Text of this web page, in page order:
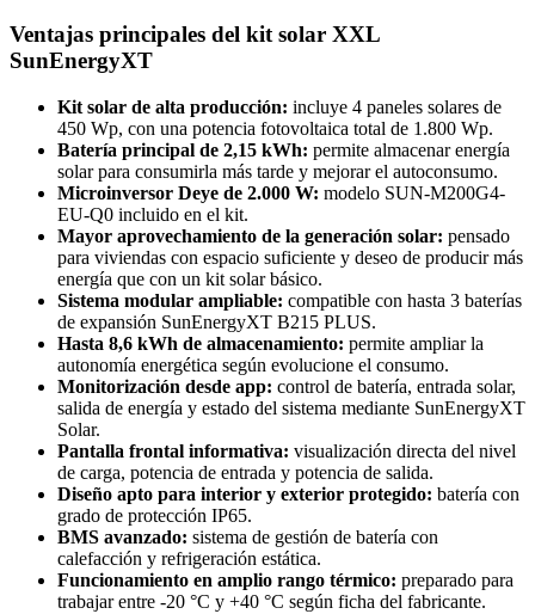
Ventajas principales del kit solar XXL
SunEnergyXT
Kit solar de alta producción: incluye 4 paneles solares de
450 Wp, con una potencia fotovoltaica total de 1.800 Wp.
Batería principal de 2,15 kWh: permite almacenar energía
solar para consumirla más tarde y mejorar el autoconsumo.
Microinversor Deye de 2.000 W: modelo SUN-M200G4-
EU-Q0 incluido en el kit.
Mayor aprovechamiento de la generación solar: pensado
para viviendas con espacio suficiente y deseo de producir más
energía que con un kit solar básico.
Sistema modular ampliable: compatible con hasta 3 baterías
de expansión SunEnergyXT B215 PLUS.
Hasta 8,6 kWh de almacenamiento: permite ampliar la
autonomía energética según evolucione el consumo.
Monitorización desde app: control de batería, entrada solar,
salida de energía y estado del sistema mediante SunEnergyXT
Solar.
Pantalla frontal informativa: visualización directa del nivel
de carga, potencia de entrada y potencia de salida.
Diseño apto para interior y exterior protegido: batería con
grado de protección IP65.
BMS avanzado: sistema de gestión de batería con
calefacción y refrigeración estática.
Funcionamiento en amplio rango térmico: preparado para
trabajar entre -20 °C y +40 °C según ficha del fabricante.